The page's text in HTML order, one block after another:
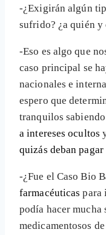
-¿Exigirán algún
sufrido? ¿a quién y
-Eso es algo que
caso principal se
nacionales e
espero que
tranquilos
a intereses ocultos
quizás deban
-¿Fue el Caso Bio
farmacéuticas para
podía hacer mucha
medicamentosos